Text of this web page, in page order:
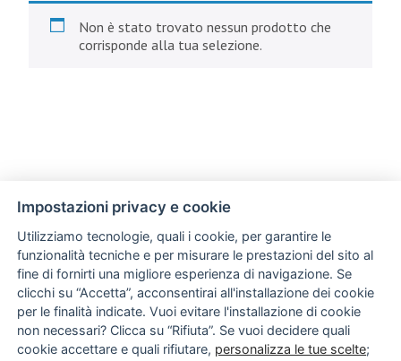
Non è stato trovato nessun prodotto che
corrisponde alla tua selezione.
Impostazioni privacy e cookie
Utilizziamo tecnologie, quali i cookie, per garantire le
funzionalità tecniche e per misurare le prestazioni del sito al
fine di fornirti una migliore esperienza di navigazione. Se
clicchi su “Accetta”, acconsentirai all'installazione dei cookie
per le finalità indicate. Vuoi evitare l'installazione di cookie
non necessari? Clicca su “Rifiuta”. Se vuoi decidere quali
cookie accettare e quali rifiutare, personalizza le tue scelte;